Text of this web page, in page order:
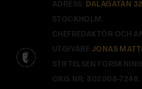
ADRESS: DALAGATAN 32
STOCKHOLM.
CHEFREDAKTÖR OCH
UTGIVARE JONAS
STIFTELSEN
ORG.NR: 802008-7246.